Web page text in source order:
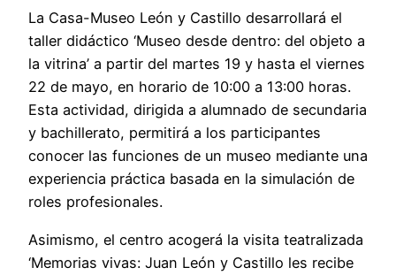
La Casa-Museo León y Castillo desarrollará el
taller didáctico ‘Museo desde dentro: del objeto a
la vitrina’ a partir del martes 19 y hasta el viernes
22 de mayo, en horario de 10:00 a 13:00 horas.
Esta actividad, dirigida a alumnado de secundaria
y bachillerato, permitirá a los participantes
conocer las funciones de un museo mediante una
experiencia práctica basada en la simulación de
roles profesionales.
Asimismo, el centro acogerá la visita teatralizada
‘Memorias vivas: Juan León y Castillo les recibe